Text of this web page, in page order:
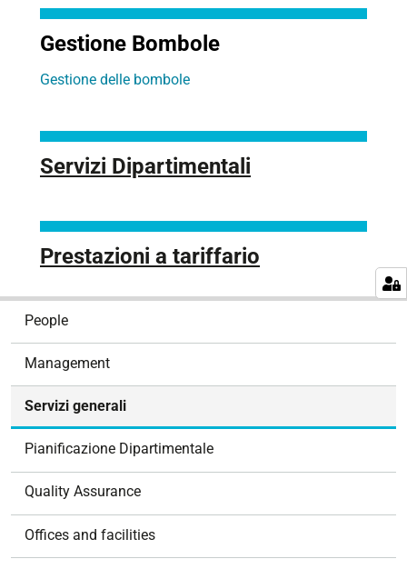
Gestione Bombole
Gestione delle bombole
Servizi Dipartimentali
Prestazioni a tariffario
People
Management
Servizi generali
Pianificazione Dipartimentale
Quality Assurance
Offices and facilities